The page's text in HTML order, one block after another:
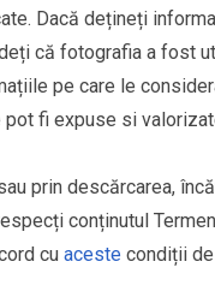
Dacă dețineți
că fotografia a fost
pe care le
fi expuse si
prin descărcarea,
conținutul
cu aceste condiții